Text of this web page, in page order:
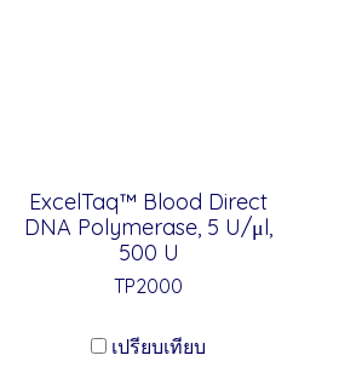
ExcelTaq™ Blood Direct
DNA Polymerase, 5 U/μl,
500 U
TP2000
เปรียบเทียบ